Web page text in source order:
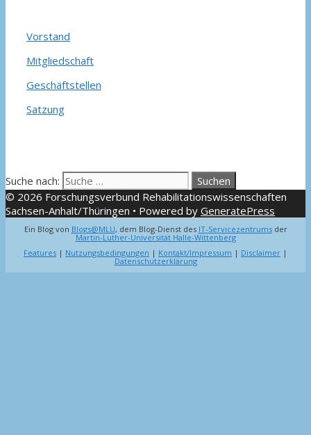
Vorstand
Mitgliedschaft
Geschäftstellen
Satzung
Suche nach:
© 2026 Forschungsverbund Rehabilitationswissenschaften
Sachsen-Anhalt/Thüringen • Powered by GeneratePress
Ein Blog von Blogs@MLU, dem Blog-Dienst des IT-Servicezentrumsder
Martin-Luther-Universität Halle-Wittenberg
Features | Nutzungsbedingungen | Kontakt/Impressum | Disclaimer |
Datenschutzerklärung